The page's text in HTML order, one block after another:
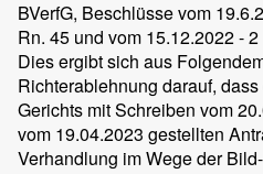
BVerfG, Beschlüsse vom
Rn. 45 und vom 15.12.2022 -
Dies ergibt sich aus
Richterablehnung darauf,
Gerichts mit Schreiben vom
vom 19.04.2023 gestellten
Verhandlung im Wege der